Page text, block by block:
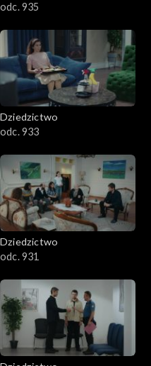
odc. 935
Dziedzictwo
odc. 933
Dziedzictwo
odc. 931